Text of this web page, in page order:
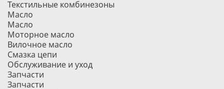
Текстильные комбинезоны
Масло
Масло
Моторное масло
Вилочное масло
Смазка цепи
Обслуживание и уход
Запчасти
Запчасти